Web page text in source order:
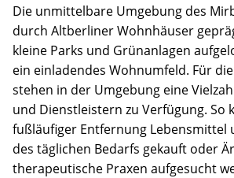
Die unmittelbare Umgebung des
durch Altberliner Wohnhäuser
kleine Parks und Grünanlagen
ein einladendes Wohnumfeld. Für
stehen in der Umgebung eine
und Dienstleistern zu Verfügung. So
fußläufiger Entfernung Lebensmittel
des täglichen Bedarfs gekauft oder
therapeutische Praxen aufgesucht